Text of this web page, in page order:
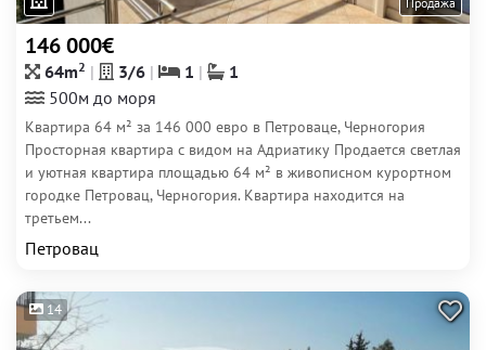
146 000€
64m2 3/6 1
1
500м до моря
Квартира 64 м² за 146 000 евро в Петроваце, Черногория
Просторная квартира с видом на Адриатику Продается светлая
и уютная квартира площадью 64 м² в живописном курортном
городке Петровац, Черногория. Квартира находится на
третьем...
Петровац
14